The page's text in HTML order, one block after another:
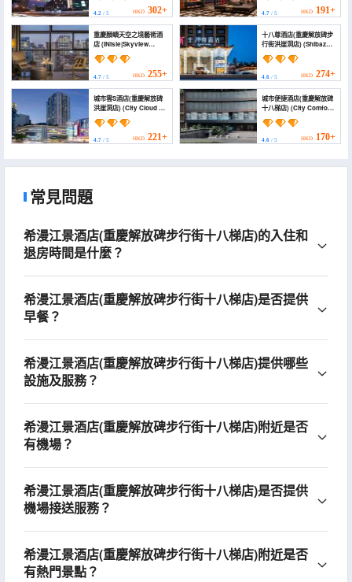
Jiefangbei))
4.2 / 5 HKD 302+ 4.7/ 5 HKD 191+
重慶顏嶼天空之境藝術酒
店 (INisle|Skyview
Hotel&Bar)
4.7 / 5 HKD 255+
十八尊酒店(重慶解放碑步
行街洪崖洞店) (Shibazun
Hotel)
4.6/ 5 HKD 274+
城市雲S酒店(重慶解放碑
洪崖洞店) (City Cloud S
Hotel)
4.7 / 5 HKD 221+
城市便捷酒店(重慶解放碑
十八梯店) (City Comfort
Inn Hotel (Chongqing
Jiefangbei Shibati))
4.6/ 5 HKD 170+
常見問題
希漫江景酒店(重慶解放碑步行街十八梯店)的入住和
退房時間是什麼？
希漫江景酒店(重慶解放碑步行街十八梯店)是否提供
早餐？
希漫江景酒店(重慶解放碑步行街十八梯店)提供哪些
設施及服務？
希漫江景酒店(重慶解放碑步行街十八梯店)附近是否
有機場？
希漫江景酒店(重慶解放碑步行街十八梯店)是否提供
機場接送服務？
希漫江景酒店(重慶解放碑步行街十八梯店)附近是否
有熱門景點？